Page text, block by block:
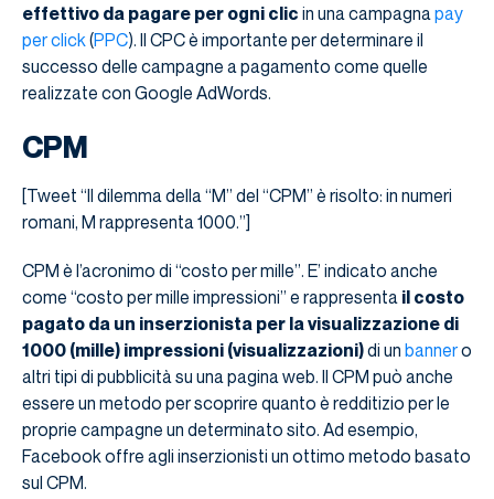
effettivo da pagare per ogni clic in una campagnapay
per click(PPC). Il CPC è importante per determinare il
successo delle campagne a pagamento come quelle
realizzate con Google AdWords.
CPM
[Tweet “Il dilemma della “M” del “CPM” è risolto: in numeri
romani, M rappresenta 1000.”]
CPM è l’acronimo di “costo per mille”. E’ indicato anche
come “costo per mille impressioni” e rappresenta il costo
pagato da un inserzionista per la visualizzazione di
1000 (mille) impressioni (visualizzazioni)di un bannero
altri tipi di pubblicità su una pagina web. Il CPM può anche
essere un metodo per scoprire quanto è redditizio per le
proprie campagne un determinato sito. Ad esempio,
Facebook offre agli inserzionisti un ottimo metodo basato
sul CPM.